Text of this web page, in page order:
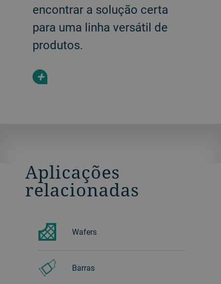
encontrar a solução certa
para uma linha versátil de
produtos.
+
Aplicações
relacionadas
Wafers
Barras